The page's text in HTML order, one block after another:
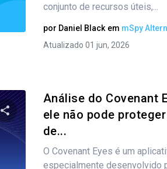
conjunto de recursos úteis,...
por Daniel Black em mSpy
Atualizado 01 jun, 2026
Compartilhe este artigo
Análise do Covenant
ele não pode
de...
O Covenant Eyes é um
especialmente desenvolvido